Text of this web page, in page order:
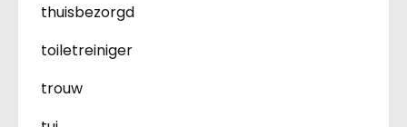
thuisbezorgd
toiletreiniger
trouw